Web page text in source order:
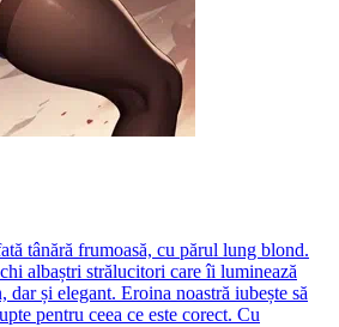
tânără frumoasă, cu părul lung blond.
albaștri strălucitori care îi luminează
dar și elegant. Eroina noastră iubește să
pentru ceea ce este corect. Cu